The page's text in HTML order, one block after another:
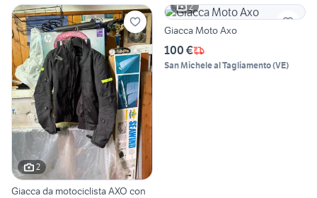
2
Giacca da motociclista AXO con
2
Giacca Moto Axo
100 €
San Michele al Tagliamento(VE)